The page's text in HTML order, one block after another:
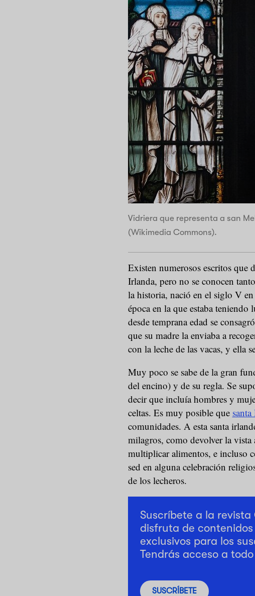
Vidriera que representa a san
(Wikimedia Commons).
Existen numerosos escritos que
Irlanda, pero no se conocen
la historia, nació en el siglo V
época en la que estaba
desde temprana edad se
que su madre la enviaba a
con la leche de las vacas, y ella
Muy poco se sabe de la gran
del encino) y de su regla. Se
decir que incluía hombres y
celtas. Es muy posible que
comunidades. A esta santa
milagros, como devolver la vista
multiplicar alimentos, e incluso
sed en alguna celebración
de los lecheros.
Suscríbete a la revista
disfruta de contenidos
exclusivos para los
Tendrás acceso a
SUSCRÍBETE